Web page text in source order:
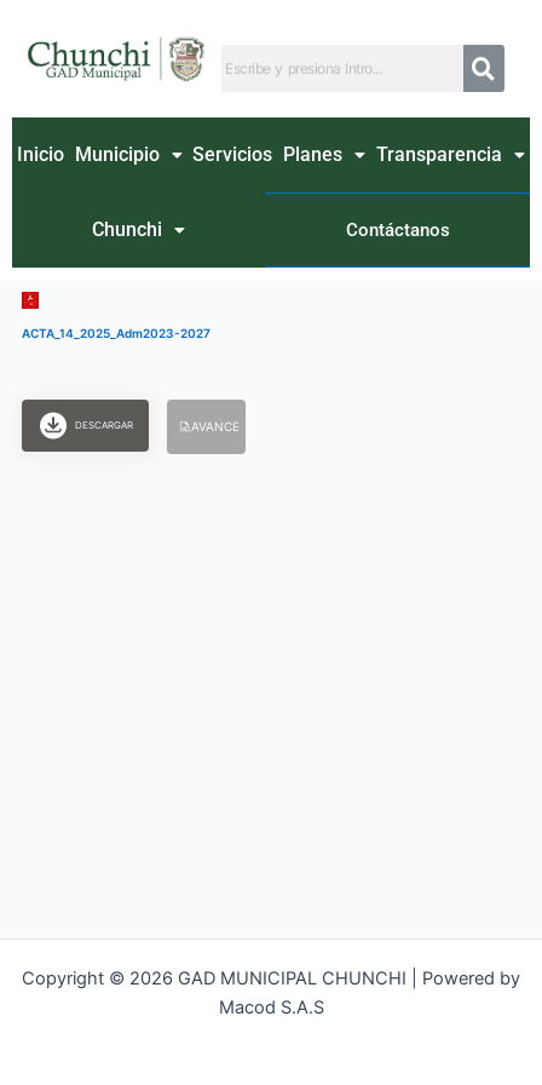
contenido
Inicio Municipio Servicios Planes Transparencia
Chunchi Contáctanos
ACTA_14_2025_Adm2023-2027
DESCARGAR AVANCE
Copyright © 2026 GAD MUNICIPAL CHUNCHI | Powered by
Macod S.A.S